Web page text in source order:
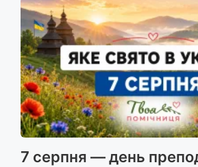
7 серпня — день